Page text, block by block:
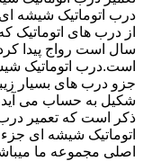
درب اتوماتیک شیشه
از درب های اتوماتیک
سال است رواج پیدا
است.درب اتوماتیک
جزو درب های بسیار
شکیل به حساب می
ذکر است که تعمیر
اتوماتیک شیشه ای
اصلی مجموعه ما